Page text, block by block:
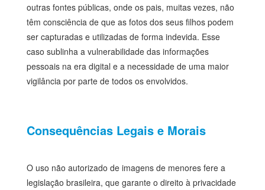
outras fontes públicas, onde os pais, muitas vezes, não
têm consciência de que as fotos dos seus filhos podem
ser capturadas e utilizadas de forma indevida. Esse
caso sublinha a vulnerabilidade das informações
pessoais na era digital e a necessidade de uma maior
vigilância por parte de todos os envolvidos.
Consequências Legais e Morais
O uso não autorizado de imagens de menores fere a
legislação brasileira, que garante o direito à privacidade